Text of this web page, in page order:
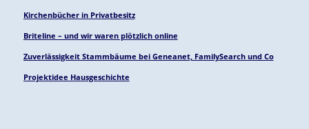
Kirchenbücher in Privatbesitz
Briteline – und wir waren plötzlich online
Zuverlässigkeit Stammbäume bei Geneanet, FamilySearch und Co
Projektidee Hausgeschichte